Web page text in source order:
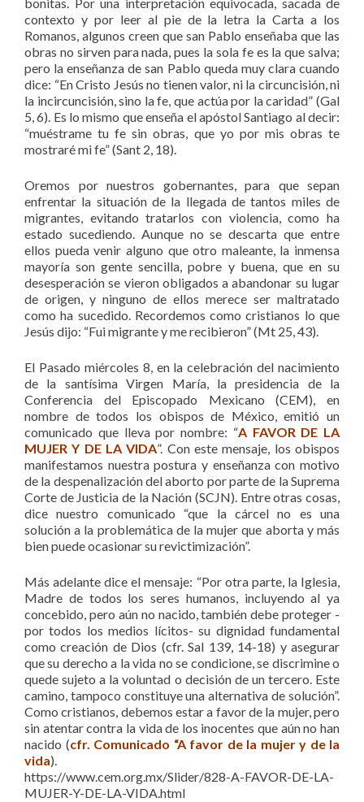
contexto y por leer al pie de la letra la Carta a los
Romanos, algunos creen que san Pablo enseñaba que las
obras no sirven para nada, pues la sola fe es la que salva;
pero la enseñanza de san Pablo queda muy clara cuando
dice: “En Cristo Jesús no tienen valor, ni la circuncisión, ni
la incircuncisión, sino la fe, que actúa por la caridad” (Gal
5, 6). Es lo mismo que enseña el apóstol Santiago al decir:
“muéstrame tu fe sin obras, que yo por mis obras te
mostraré mi fe” (Sant 2, 18).
Oremos por nuestros gobernantes, para que sepan
enfrentar la situación de la llegada de tantos miles de
migrantes, evitando tratarlos con violencia, como ha
estado sucediendo. Aunque no se descarta que entre
ellos pueda venir alguno que otro maleante, la inmensa
mayoría son gente sencilla, pobre y buena, que en su
desesperación se vieron obligados a abandonar su lugar
de origen, y ninguno de ellos merece ser maltratado
como ha sucedido. Recordemos como cristianos lo que
Jesús dijo: “Fui migrante y me recibieron” (Mt 25, 43).
El Pasado miércoles 8, en la celebración del nacimiento
de la santísima Virgen María, la presidencia de la
Conferencia del Episcopado Mexicano (CEM), en
nombre de todos los obispos de México, emitió un
comunicado que lleva por nombre: “A FAVOR DE LA
MUJER Y DE LA VIDA”. Con este mensaje, los obispos
manifestamos nuestra postura y enseñanza con motivo
de la despenalización del aborto por parte de la Suprema
Corte de Justicia de la Nación (SCJN). Entre otras cosas,
dice nuestro comunicado “que la cárcel no es una
solución a la problemática de la mujer que aborta y más
bien puede ocasionar su revictimización”.
Más adelante dice el mensaje: “Por otra parte, la Iglesia,
Madre de todos los seres humanos, incluyendo al ya
concebido, pero aún no nacido, también debe proteger -
por todos los medios lícitos- su dignidad fundamental
como creación de Dios (cfr. Sal 139, 14-18) y asegurar
que su derecho a la vida no se condicione, se discrimine o
quede sujeto a la voluntad o decisión de un tercero. Este
camino, tampoco constituye una alternativa de solución”.
Como cristianos, debemos estar a favor de la mujer, pero
sin atentar contra la vida de los inocentes que aún no han
nacido (cfr. Comunicado “A favor de la mujer y de la
vida).
https://www.cem.org.mx/Slider/828-A-FAVOR-DE-LA-
MUJER-Y-DE-LA-VIDA.html